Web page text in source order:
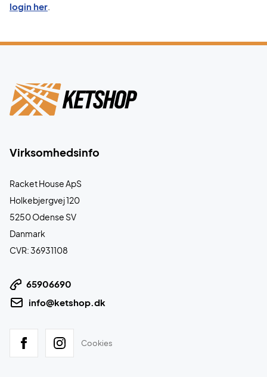
login her
Virksomhedsinfo
Racket House ApS
Holkebjergvej 120
5250 Odense SV
Danmark
CVR: 36931108
65906690
info@ketshop.dk
Cookies